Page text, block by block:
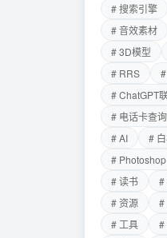
# 搜索引擎
# 音效素材
# 3D模型
# RRS
# ChatGPT
# 电话卡查询
# AI
#
# Photoshop
# 读书
#
# 资源
#
# 工具
#